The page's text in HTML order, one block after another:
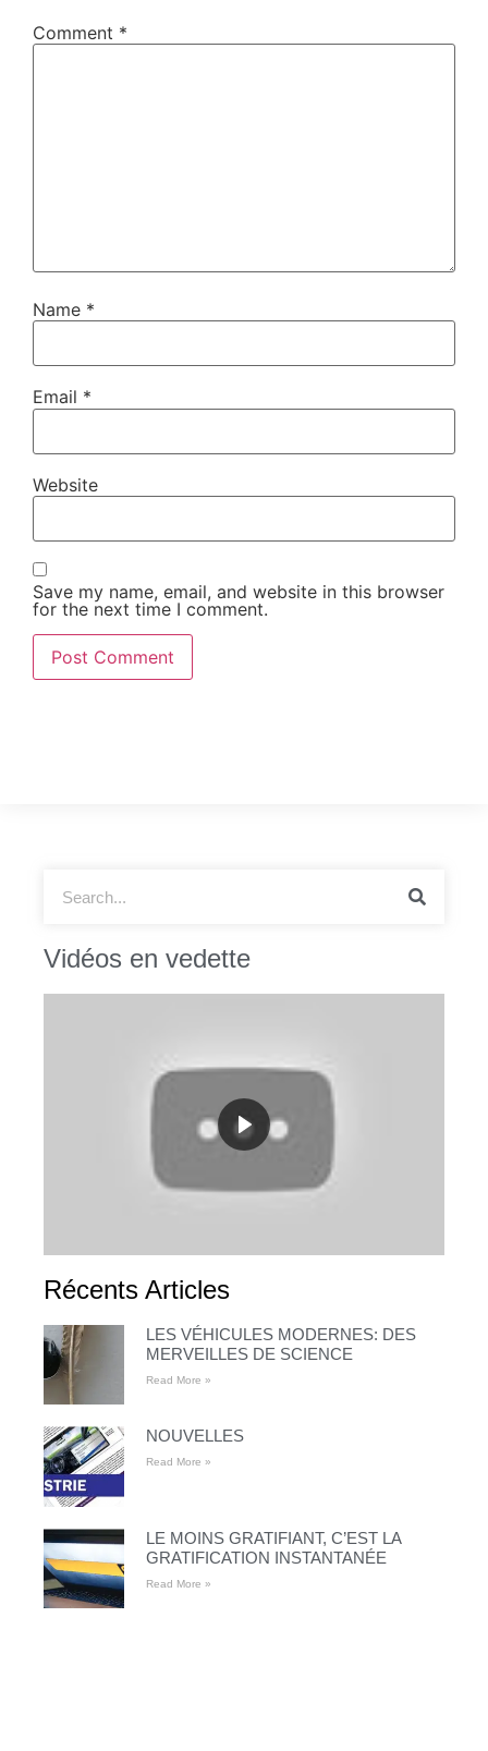
Comment *
Name *
Email *
Website
Save my name, email, and website in this browser
for the next time I comment.
Vidéos en vedette
Récents Articles
LES VÉHICULES MODERNES: DES
MERVEILLES DE SCIENCE
Read More »
NOUVELLES
Read More »
LE MOINS GRATIFIANT, C’EST LA
GRATIFICATION INSTANTANÉE
Read More »